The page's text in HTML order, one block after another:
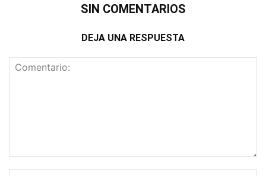
SIN COMENTARIOS
DEJA UNA RESPUESTA